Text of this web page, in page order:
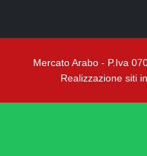
Mercato Arabo - P.Iva
Realizzazione siti